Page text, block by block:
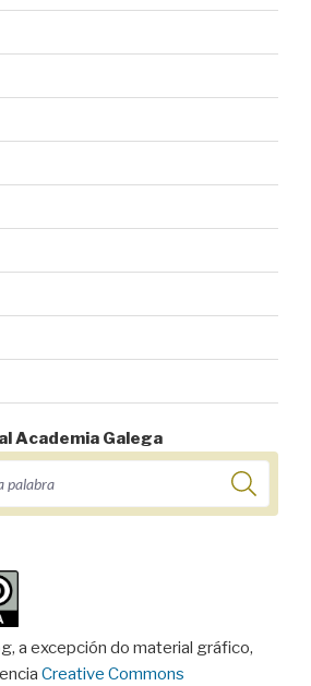
Academia Galega
a excepción do material gráfico,
Creative Commons